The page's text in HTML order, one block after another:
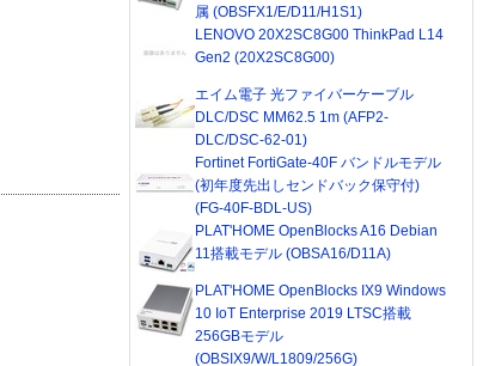
属 (OBSFX1/E/D11/H1S1)
LENOVO 20X2SC8G00 ThinkPad L14
Gen2 (20X2SC8G00)
エイム電子 光ファイバーケーブル
DLC/DSC MM62.5 1m (AFP2-
DLC/DSC-62-01)
Fortinet FortiGate-40F バンドルモデル
(初年度先出しセンドバック保守付)
(FG-40F-BDL-US)
PLAT'HOME OpenBlocks A16 Debian
11搭載モデル (OBSA16/D11A)
PLAT'HOME OpenBlocks IX9 Windows
10 IoT Enterprise 2019 LTSC搭載
256GBモデル
(OBSIX9/W/L1809/256G)